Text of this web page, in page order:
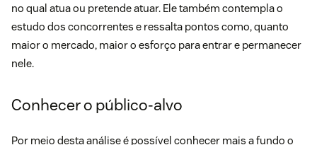
no qual atua ou pretende atuar. Ele também contempla o
estudo dos concorrentes e ressalta pontos como, quanto
maior o mercado, maior o esforço para entrar e permanecer
nele.
Conhecer o público-alvo
Por meio desta análise é possível conhecer mais a fundo o